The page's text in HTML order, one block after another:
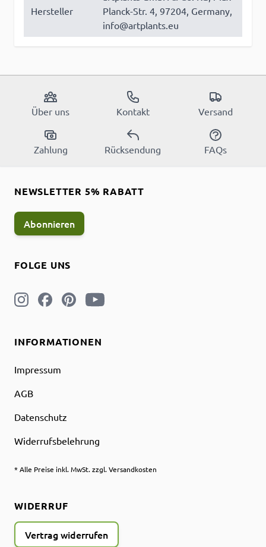
Hersteller
Planck-Str. 4, 97204, Germany,
info@artplants.eu
Über uns Kontakt Versand
Zahlung Rücksendung FAQs
INFORMATIONEN
Impressum
AGB
Datenschutz
Widerrufsbelehrung
* Alle Preise inkl. MwSt. zzgl. Versandkosten
FOLGE UNS
NEWSLETTER 5% RABATT
Abonnieren
WIDERRUF
Vertrag widerrufen